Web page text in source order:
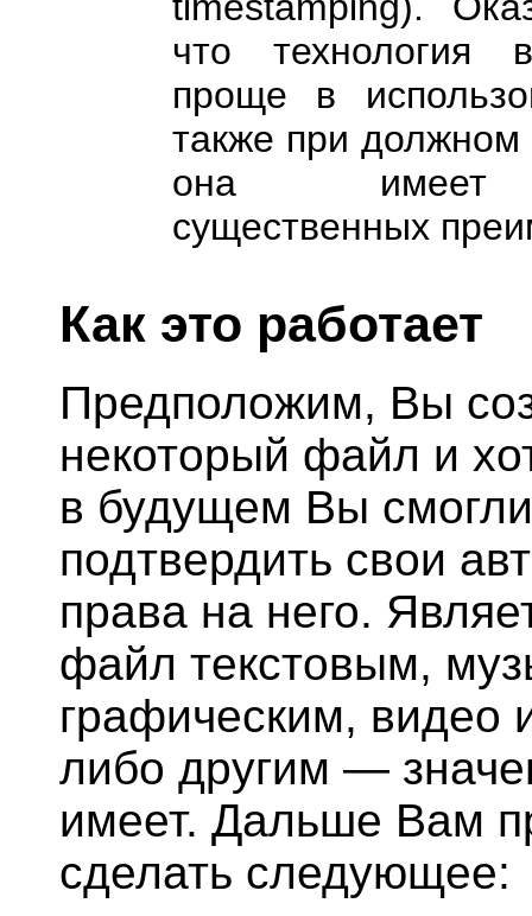
что технология
проще в
также при должном
она
существенных
Как это работает
Предположим, Вы
некоторый файл и
в будущем Вы смогли
подтвердить свои
права на него.
файл текстовым,
графическим, видео
либо другим —
имеет. Дальше Вам
сделать следующее: